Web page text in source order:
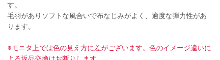
す。
毛羽がありソフトな風合いで布なじみがよく、適度な弾力性があ
ります。
※モニタ上では色の見え方に差がございます。色のイメージ違いに
よる返品交換はお断りします。